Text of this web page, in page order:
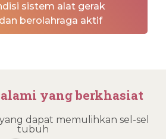
sistem alat gerak
berolahraga aktif
yang berkhasiat
dapat memulihkan sel-sel
tubuh